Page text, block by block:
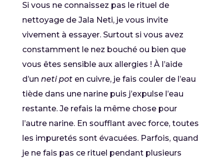
Si vous ne connaissez pas le rituel de
nettoyage de Jala Neti, je vous invite
vivement à essayer. Surtout si vous avez
constamment le nez bouché ou bien que
vous êtes sensible aux allergies ! À l’aide
d’un neti poten cuivre, je fais couler de l’eau
tiède dans une narine puis j’expulse l’eau
restante. Je refais la même chose pour
l’autre narine. En soufflant avec force, toutes
les impuretés sont évacuées. Parfois, quand
je ne fais pas ce rituel pendant plusieurs